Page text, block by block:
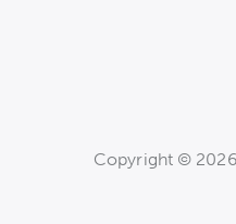
Copyright ©